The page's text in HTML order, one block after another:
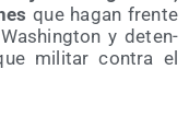
que hagan fren­te
y deten­
mili­tar con­tra el